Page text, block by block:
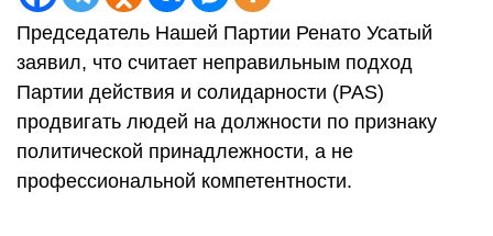
Председатель Нашей Партии Ренато Усатый
заявил, что считает неправильным подход
Партии действия и солидарности (PAS)
продвигать людей на должности по признаку
политической принадлежности, а не
профессиональной компетентности.